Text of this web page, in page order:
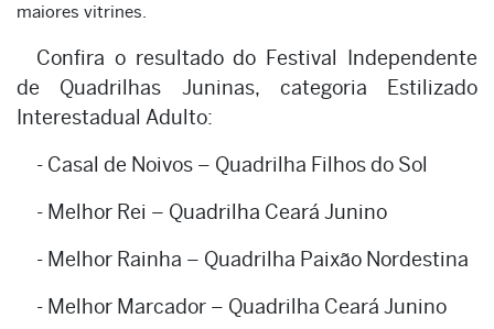
maiores vitrines.
Confira o resultado do Festival Independente
de Quadrilhas Juninas, categoria Estilizado
Interestadual Adulto:
- Casal de Noivos – Quadrilha Filhos do Sol
- Melhor Rei – Quadrilha Ceará Junino
- Melhor Rainha – Quadrilha Paixão Nordestina
- Melhor Marcador – Quadrilha Ceará Junino